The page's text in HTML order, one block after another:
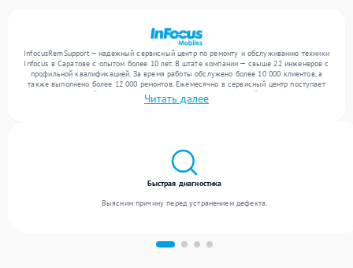
InfocusRemSupport — надежный сервисный центр по ремонту и обслуживанию техники
Infocus в Саратове с опытом более 10 лет. В штате компании — свыше 22 инженеров с
профильной квалификацией. За время работы обслужено более 10 000 клиентов, а
также выполнено более 12 000 ремонтов. Ежемесячно в сервисный центр поступает
от 300 устройств, включая , , . Мы беремся за задачи любой сложности и
поддерживаем высокий стандарт качества благодаря опыту команды.
Читать далее
Быстрая диагностика
Выясним причину перед устранением дефекта.